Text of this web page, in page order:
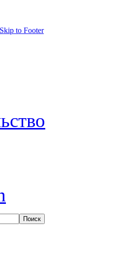
Skip to Footer